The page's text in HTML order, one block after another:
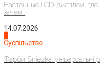
Настенные LCD-дисплеи:
зачем...
14.07.2026
Суспільство
Фарби Sniezka: універсальні